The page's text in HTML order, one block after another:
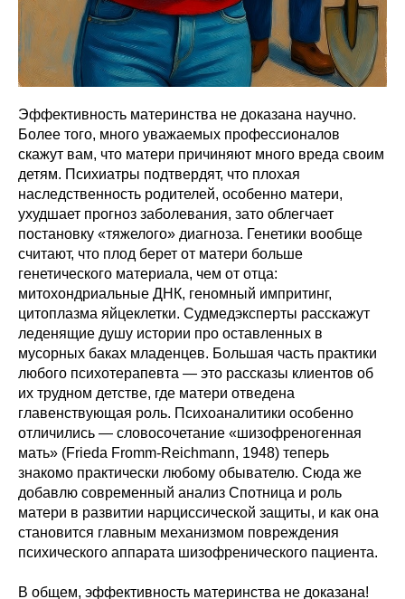
Эффективность материнства не доказана научно.
Более того, много уважаемых профессионалов
скажут вам, что матери причиняют много вреда своим
детям. Психиатры подтвердят, что плохая
наследственность родителей, особенно матери,
ухудшает прогноз заболевания, зато облегчает
постановку «тяжелого» диагноза. Генетики вообще
считают, что плод берет от матери больше
генетического материала, чем от отца:
митохондриальные ДНК, геномный импритинг,
цитоплазма яйцеклетки. Судмедэксперты расскажут
леденящие душу истории про оставленных в
мусорных баках младенцев. Большая часть практики
любого психотерапевта — это рассказы клиентов об
их трудном детстве, где матери отведена
главенствующая роль. Психоаналитики особенно
отличились — словосочетание «шизофреногенная
мать» (Frieda Fromm-Reichmann, 1948) теперь
знакомо практически любому обывателю. Сюда же
добавлю современный анализ Спотница и роль
матери в развитии нарциссической защиты, и как она
становится главным механизмом повреждения
психического аппарата шизофренического пациента.
В общем, эффективность материнства не доказана!